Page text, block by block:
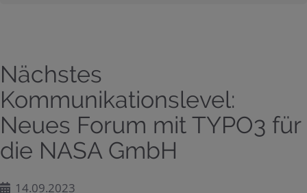
Nächstes
Kommunikationslevel:
Neues Forum mit TYPO3 für
die NASA GmbH
14.09.2023